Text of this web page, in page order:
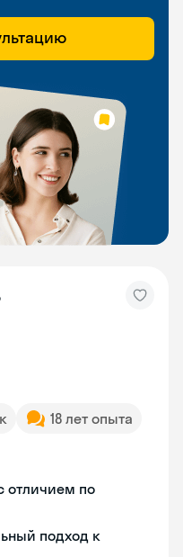
18 лет опыта
отличием по
подход к